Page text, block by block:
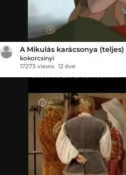
A Mikulás karácsonya (teljes)
kokorcsinyi
17273 views 12 éve